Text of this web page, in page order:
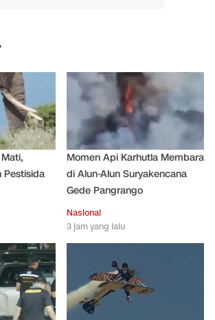
Pestisida
Momen Api Karhutla Membara
di Alun-Alun Suryakencana
Gede Pangrango
Nasional
3 jam yang lalu